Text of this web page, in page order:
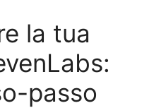
la tua
passo